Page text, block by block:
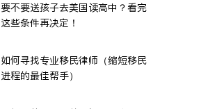
要不要送孩子去美国读高中？看完
这些条件再决定！
如何寻找专业移民律师（缩短移民
进程的最佳帮手）